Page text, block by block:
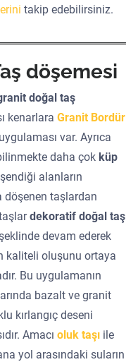
takip edebilirsiniz.
döşemesi
doğal taş
kenarlaraGranit Bordür
uygulaması var. Ayrıca
daha çok küp
alanların
döşenen taşlardan
dekoratif doğal taş
devam ederek
kaliteli oluşunu ortaya
Bu uygulamanın
bazalt ve granit
kırlangıç deseni
Amacıoluk taşı ile
yol arasındaki suların